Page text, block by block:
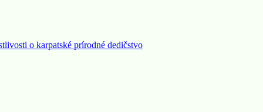
o karpatské prírodné dedičstvo